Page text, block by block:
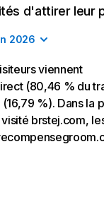
d'attirer leur
2026
viennent
(80,46 % du
%). Dans la
brstej.com,